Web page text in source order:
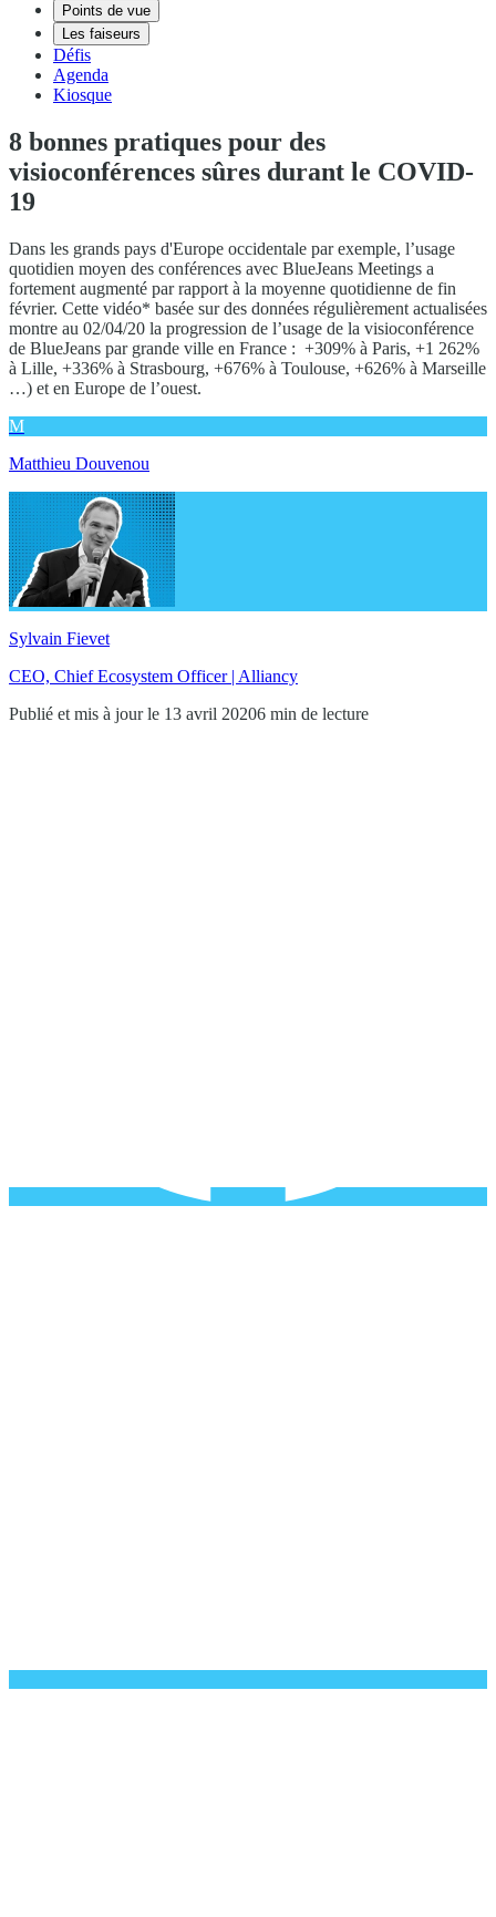
Points de vue
Les faiseurs
Défis
Agenda
Kiosque
8 bonnes pratiques pour des
visioconférences sûres durant le COVID-
19
Dans les grands pays d'Europe occidentale par exemple, l’usage
quotidien moyen des conférences avec BlueJeans Meetings a
fortement augmenté par rapport à la moyenne quotidienne de fin
février. Cette vidéo* basée sur des données régulièrement actualisées
montre au 02/04/20 la progression de l’usage de la visioconférence
de BlueJeans par grande ville en France : +309% à Paris, +1 262%
à Lille, +336% à Strasbourg, +676% à Toulouse, +626% à Marseille
…) et en Europe de l’ouest.
M
Matthieu Douvenou
Sylvain Fievet
CEO, Chief Ecosystem Officer | Alliancy
Publié et mis à jour le 13 avril 20206 min de lecture